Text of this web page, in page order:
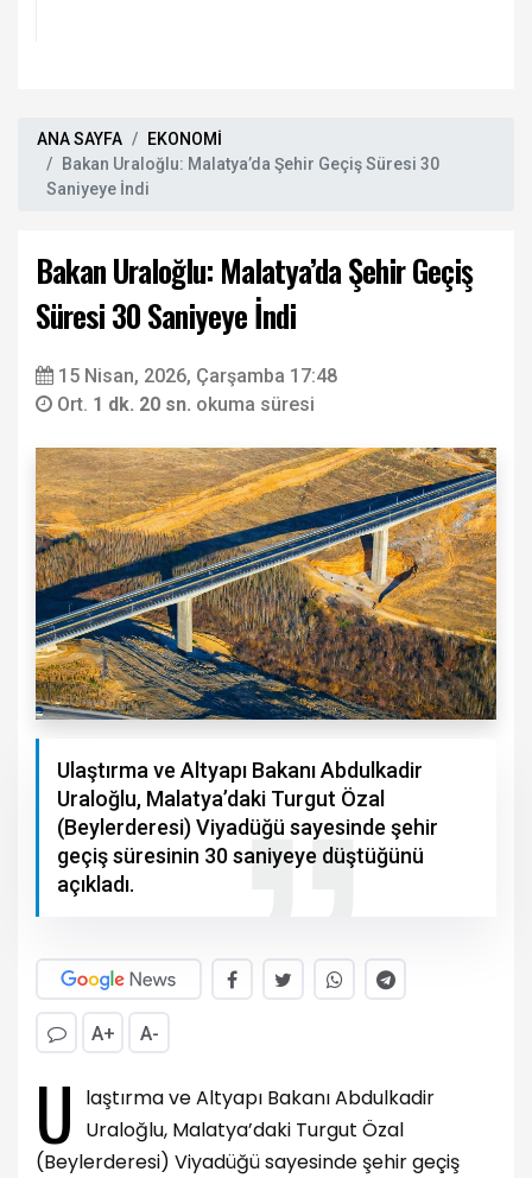
ANA SAYFA
EKONOMİ
Bakan Uraloğlu: Malatya’da Şehir Geçiş Süresi 30
Saniyeye İndi
Bakan Uraloğlu: Malatya’da Şehir Geçiş
Süresi 30 Saniyeye İndi
15 Nisan, 2026, Çarşamba 17:48
Ort. 1 dk. 20 sn. okuma süresi
Ulaştırma ve Altyapı Bakanı Abdulkadir
Uraloğlu, Malatya’daki Turgut Özal
(Beylerderesi) Viyadüğü sayesinde şehir
geçiş süresinin 30 saniyeye düştüğünü
açıkladı.
A+ A-
U
laştırma ve Altyapı Bakanı Abdulkadir
Uraloğlu, Malatya’daki Turgut Özal
(Beylerderesi) Viyadüğü sayesinde şehir geçiş